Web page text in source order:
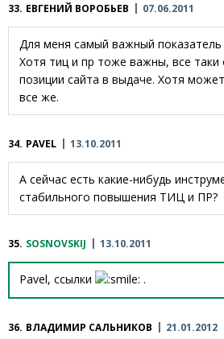
33. ЕВГЕНИЙ ВОРОБЬЕВ 07.06.2011
Для меня самый важный показатель
Хотя тиц и пр тоже важны, все таки
позиции сайта в выдаче. Хотя
все же.
34. PAVEL 13.10.2011
А сейчас есть какие-нибудь
стабильного повышения ТИЦ и ПР?
35. SOSNOVSKIJ 13.10.2011
Pavel, ссылки .
36. ВЛАДИМИР САЛЬНИКОВ 21.01.2012